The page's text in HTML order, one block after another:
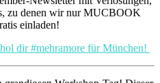
zu denen wir nur MUCBOOK
einladen!
dir #mehramore für München!